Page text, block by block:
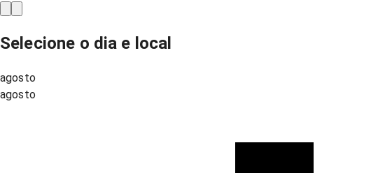
Selecione o dia e local
agosto
agosto